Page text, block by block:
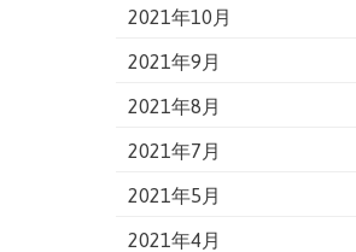
2021年10月
2021年9月
2021年8月
2021年7月
2021年5月
2021年4月